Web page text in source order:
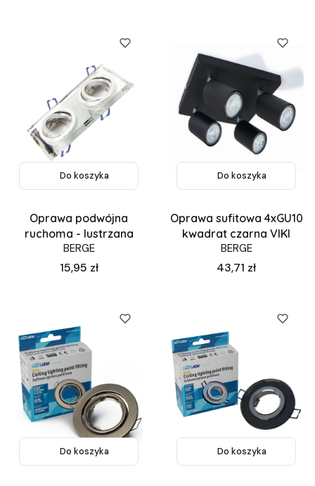
Do koszyka
Oprawa podwójna
ruchoma - lustrzana
BERGE
Cena
15,95 zł
Do koszyka
Oprawa sufitowa 4xGU10
kwadrat czarna VIKI
BERGE
Cena
43,71 zł
Do koszyka Do koszyka